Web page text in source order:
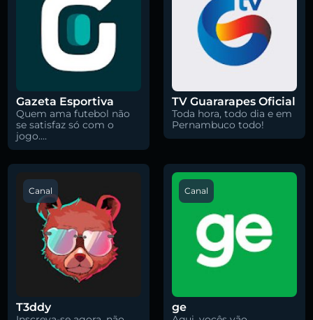
Gazeta Esportiva
Quem ama futebol não
se satisfaz só com o
jogo....
TV Guararapes Oficial
Toda hora, todo dia e em
Pernambuco todo!
Canal
T3ddy
Canal
ge